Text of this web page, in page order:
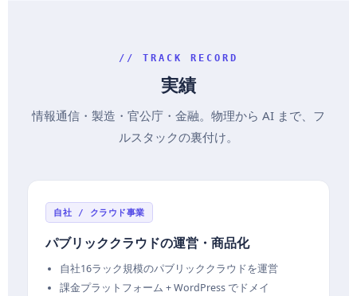
// TRACK RECORD
実績
情報通信・製造・官公庁・金融。物理から AI まで、フ
ルスタックの裏付け。
自社 / クラウド事業
パブリッククラウドの運営・商品化
自社16ラック規模のパブリッククラウドを運営
課金プラットフォーム + WordPress でドメイ